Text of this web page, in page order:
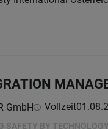
GmbH Vollzeit
SAFETY BY TECHNOLOGY